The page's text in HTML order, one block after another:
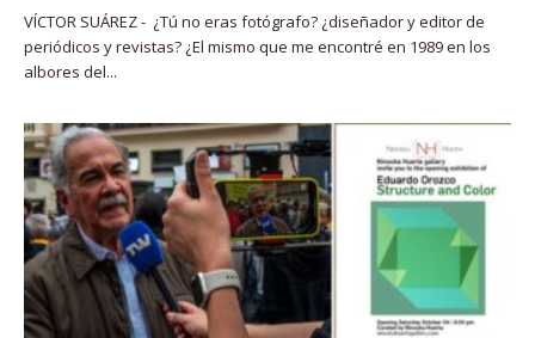
VÍCTOR SUÁREZ - ¿Tú no eras fotógrafo? ¿diseñador y editor de
periódicos y revistas? ¿El mismo que me encontré en 1989 en los
albores del...